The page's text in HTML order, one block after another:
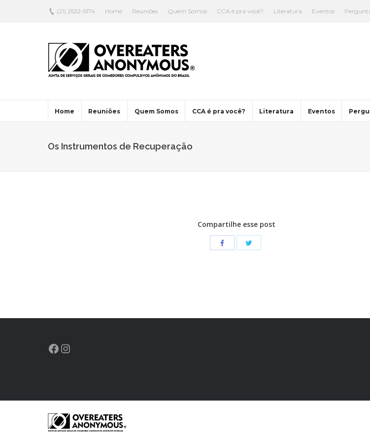
(21) 2532-5174 Home Reuniões Quem Somos CCA é pra você? Literatura Eventos
Home Reuniões Quem Somos CCA é pra você? Literatura Eventos
Os Instrumentos de Recuperação
Compartilhe esse post